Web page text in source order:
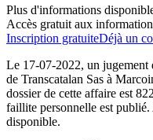
Plus d'informations
Accès gratuit aux
Inscription gratuiteDéjà un
Le 17-07-2022, un jugement
de Transcatalan Sas à
dossier de cette affaire est
faillite personnelle est
disponible.